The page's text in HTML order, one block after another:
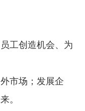
工创造机会、为
市场；发展企
。